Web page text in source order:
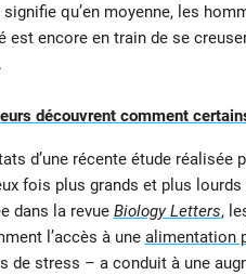
qu’en moyenne, les
est encore en train de se
découvrent comment
d’une récente étude
fois plus grands et plus
dans la revue Biology Letters,
l’accès à une alimentation
de stress – a conduit à une